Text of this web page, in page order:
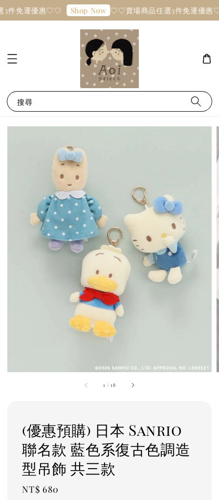
件免運優惠♡♡ Shop Now ♡♡賣場商品任選3件免運優惠
搜尋
1 /18
(優惠預購) 日本 Sanrio
聯名款 藍色系復古色調造
型吊飾 共三款
Regular
NT$ 680